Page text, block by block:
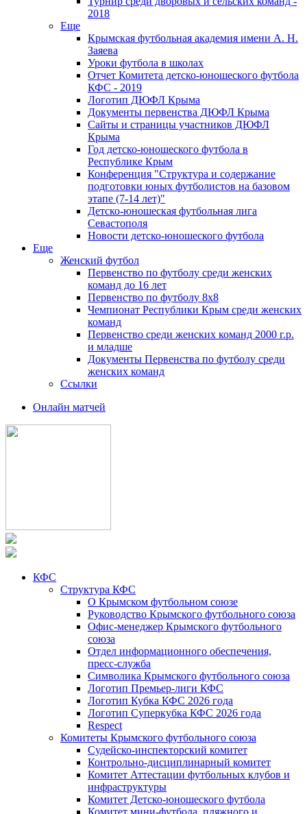
2018
Еще
Крымская футбольная академия имени А. Н.
Заяева
Уроки футбола в школах
Отчет Комитета детско-юношеского футбола
КФС - 2019
Логотип ДЮФЛ Крыма
Документы первенства ДЮФЛ Крыма
Сайты и страницы участников ДЮФЛ
Крыма
Год детско-юношеского футбола в
Республике Крым
Конференция "Структура и содержание
подготовки юных футболистов на базовом
этапе (7-14 лет)"
Детско-юношеская футбольная лига
Севастополя
Новости детско-юношеского футбола
Еще
Женский футбол
Первенство по футболу среди женских
команд до 16 лет
Первенство по футболу 8х8
Чемпионат Республики Крым среди женских
команд
Первенство среди женских команд 2000 г.р.
и младше
Документы Первенства по футболу среди
женских команд
Ссылки
Онлайн матчей
КФС
Структура КФС
О Крымском футбольном союзе
Руководство Крымского футбольного союза
Офис-менеджер Крымского футбольного
союза
Отдел информационного обеспечения,
пресс-служба
Символика Крымского футбольного союза
Логотип Премьер-лиги КФС
Логотип Кубка КФС 2026 года
Логотип Суперкубка КФС 2026 года
Respect
Комитеты Крымского футбольного союза
Судейско-инспекторский комитет
Контрольно-дисциплинарный комитет
Комитет Аттестации футбольных клубов и
инфраструктуры
Комитет Детско-юношеского футбола
Комитет мини-футбола, пляжного и